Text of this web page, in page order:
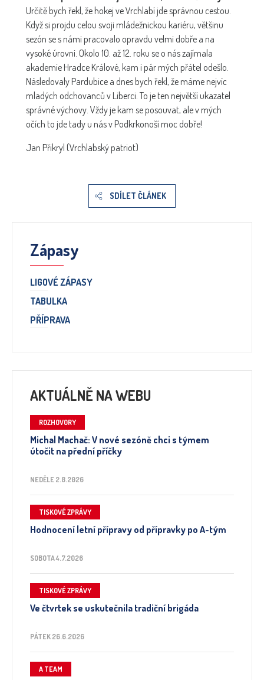
Určitě bych řekl, že hokej ve Vrchlabí jde správnou cestou.
Když si projdu celou svoji mládežnickou kariéru, většinu
sezón se s námi pracovalo opravdu velmi dobře a na
vysoké úrovni. Okolo 10. až 12. roku se o nás zajímala
akademie Hradce Králové, kam i pár mých přátel odešlo.
Následovaly Pardubice a dnes bych řekl, že máme nejvíc
mladých odchovanců v Liberci. To je ten největší ukazatel
správné výchovy. Vždy je kam se posouvat, ale v mých
očích to jde tady u nás v Podkrkonoší moc dobře!
Jan Přikryl (Vrchlabský patriot)
SDÍLET ČLÁNEK
Zápasy
LIGOVÉ ZÁPASY
TABULKA
PŘÍPRAVA
AKTUÁLNĚ NA WEBU
ROZHOVORY
Michal Machač: V nové sezóně chci s týmem
útočit na přední příčky
NEDĚLE 2.8.2026
TISKOVÉ ZPRÁVY
Hodnocení letní přípravy od přípravky po A-tým
SOBOTA 4.7.2026
TISKOVÉ ZPRÁVY
Ve čtvrtek se uskutečnila tradiční brigáda
PÁTEK 26.6.2026
A TEAM